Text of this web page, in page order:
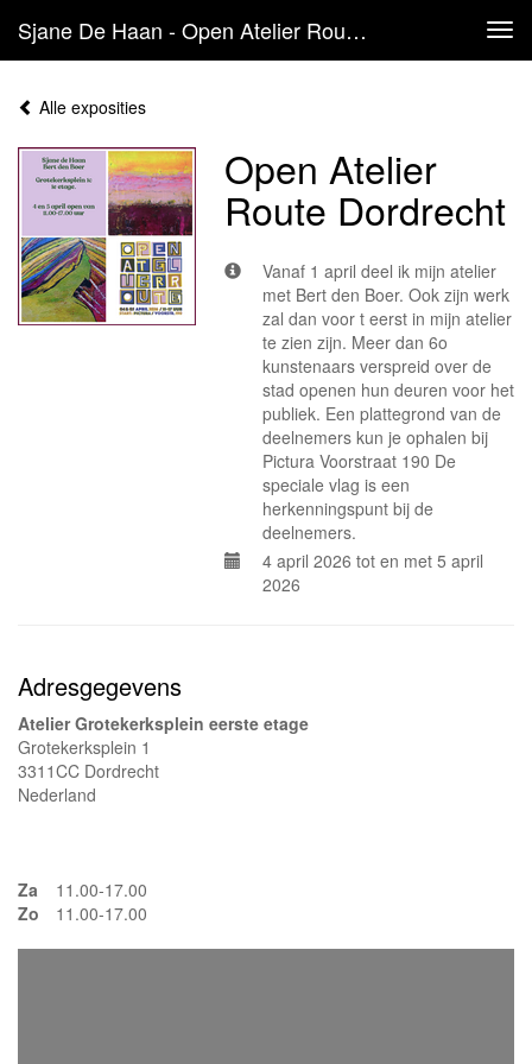
Sjane De Haan - Open Atelier Route Dordrecht
Alle exposities
Open Atelier
Route Dordrecht
Vanaf 1 april deel ik mijn atelier
met Bert den Boer. Ook zijn werk
zal dan voor t eerst in mijn atelier
te zien zijn. Meer dan 6o
kunstenaars verspreid over de
stad openen hun deuren voor het
publiek. Een plattegrond van de
deelnemers kun je ophalen bij
Pictura Voorstraat 190 De
speciale vlag is een
herkenningspunt bij de
deelnemers.
4 april 2026 tot en met 5 april
2026
Adresgegevens
Atelier Grotekerksplein eerste etage
Grotekerksplein 1
3311CC Dordrecht
Nederland
Za
11.00-17.00
Zo
11.00-17.00